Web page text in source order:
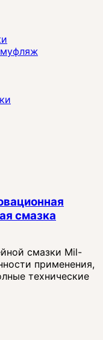
смазка
смазки Mil-
применения,
технические